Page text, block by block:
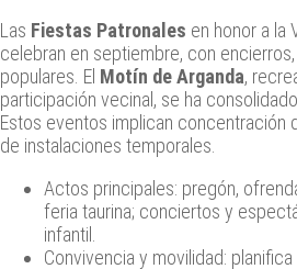
Las Fiestas Patronales en honor a la
celebran en septiembre, con
populares. El Motín de Arganda,
participación vecinal, se ha
Estos eventos implican concentración
de instalaciones temporales.
Actos principales: pregón,
feria taurina; conciertos y
infantil.
Convivencia y movilidad: